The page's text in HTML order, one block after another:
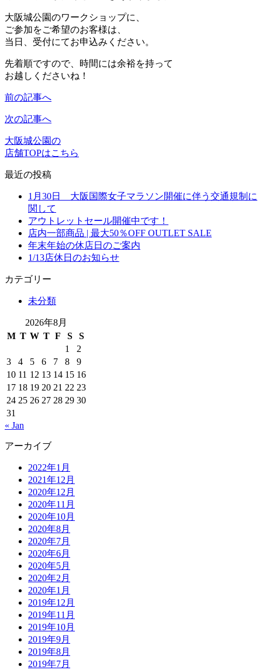
大阪城公園のワークショップに、
ご参加をご希望のお客様は、
当日、受付にてお申込みください。
先着順ですので、時間には余裕を持って
お越しくださいね！
前の記事へ
次の記事へ
大阪城公園の
店舗TOPはこちら
最近の投稿
1月30日 大阪国際女子マラソン開催に伴う交通規制に
関して
アウトレットセール開催中です！
店内一部商品 | 最大50％OFF OUTLET SALE
年末年始の休店日のご案内
1/13店休日のお知らせ
カテゴリー
未分類
2026年8月
M T W T F S
S
1
2
3
4 5 6 7 8
9
10 11 12 13 14 15 16
17 18 19 20 21 22 23
24 25 26 27 28 29 30
31
« Jan
アーカイブ
2022年1月
2021年12月
2020年12月
2020年11月
2020年10月
2020年8月
2020年7月
2020年6月
2020年5月
2020年2月
2020年1月
2019年12月
2019年11月
2019年10月
2019年9月
2019年8月
2019年7月